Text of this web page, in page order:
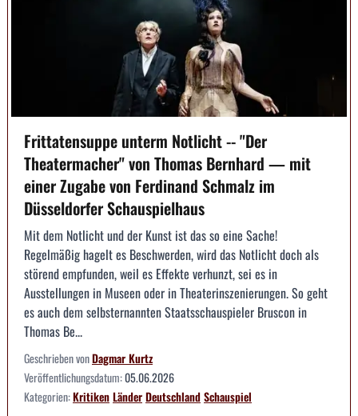
Frittatensuppe unterm Notlicht -- "Der
Theatermacher" von Thomas Bernhard — mit
einer Zugabe von Ferdinand Schmalz im
Düsseldorfer Schauspielhaus
Mit dem Notlicht und der Kunst ist das so eine Sache!
Regelmäßig hagelt es Beschwerden, wird das Notlicht doch als
störend empfunden, weil es Effekte verhunzt, sei es in
Ausstellungen in Museen oder in Theaterinszenierungen. So geht
es auch dem selbsternannten Staatsschauspieler Bruscon in
Thomas Be...
Geschrieben vonDagmar Kurtz
Veröffentlichungsdatum:05.06.2026
Kategorien:KritikenLänderDeutschlandSchauspiel